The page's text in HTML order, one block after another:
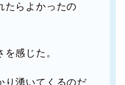
たらよかったの
感じた。
り湧いてくるのだ